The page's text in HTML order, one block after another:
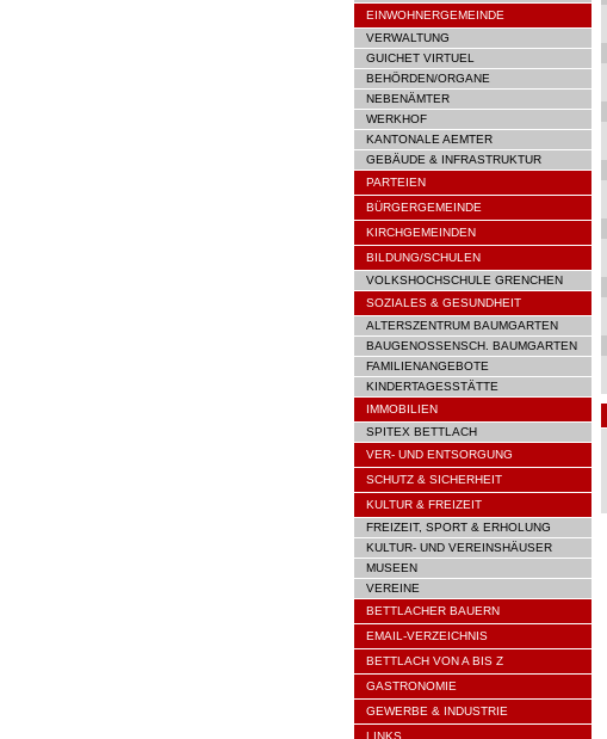
EINWOHNERGEMEINDE
VERWALTUNG
GUICHET VIRTUEL
BEHÖRDEN/ORGANE
NEBENÄMTER
WERKHOF
KANTONALE AEMTER
GEBÄUDE & INFRASTRUKTUR
PARTEIEN
BÜRGERGEMEINDE
KIRCHGEMEINDEN
BILDUNG/SCHULEN
VOLKSHOCHSCHULE GRENCHEN
SOZIALES & GESUNDHEIT
ALTERSZENTRUM BAUMGARTEN
BAUGENOSSENSCH. BAUMGARTEN
FAMILIENANGEBOTE
KINDERTAGESSTÄTTE
IMMOBILIEN
SPITEX BETTLACH
VER- UND ENTSORGUNG
SCHUTZ & SICHERHEIT
KULTUR & FREIZEIT
FREIZEIT, SPORT & ERHOLUNG
KULTUR- UND VEREINSHÄUSER
MUSEEN
VEREINE
BETTLACHER BAUERN
EMAIL-VERZEICHNIS
BETTLACH VON A BIS Z
GASTRONOMIE
GEWERBE & INDUSTRIE
LINKS